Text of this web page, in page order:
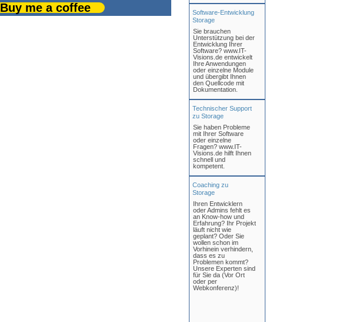
Buy me a coffee
Software-Entwicklung
Storage
Sie brauchen
Unterstützung bei der
Entwicklung Ihrer
Software? www.IT-
Visions.de entwickelt
Ihre Anwendungen
oder einzelne Module
und übergibt Ihnen
den Quellcode mit
Dokumentation.
Technischer Support
zu Storage
Sie haben Probleme
mit Ihrer Software
oder einzelne
Fragen? www.IT-
Visions.de hilft Ihnen
schnell und
kompetent.
Coaching zu
Storage
Ihren Entwicklern
oder Admins fehlt es
an Know-how und
Erfahrung? Ihr Projekt
läuft nicht wie
geplant? Oder Sie
wollen schon im
Vorhinein verhindern,
dass es zu
Problemen kommt?
Unsere Experten sind
für Sie da (Vor Ort
oder per
Webkonferenz)!